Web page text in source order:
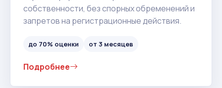
собственности, без спорных обременений и
запретов на регистрационные действия.
до 70% оценки от 3 месяцев
Подробнее